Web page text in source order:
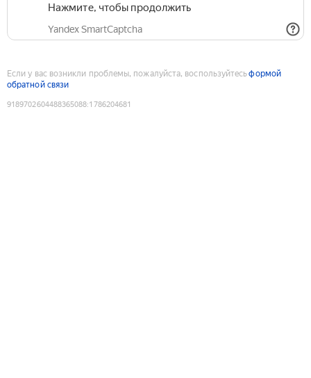
Нажмите, чтобы продолжить
Yandex SmartCaptcha
Если у вас возникли проблемы, пожалуйста, воспользуйтесьформой
обратной связи
9189702604488365088:1786204681